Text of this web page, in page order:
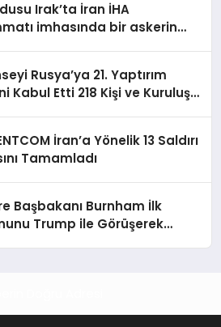
Irak’ta İran İHA
imhasında bir askerin
Rusya’ya 21. Yaptırım
Kabul Etti 218 Kişi ve Kuruluş
İran’a Yönelik 13 Saldırı
Tamamladı
Başbakanı Burnham İlk
Trump ile Görüşerek